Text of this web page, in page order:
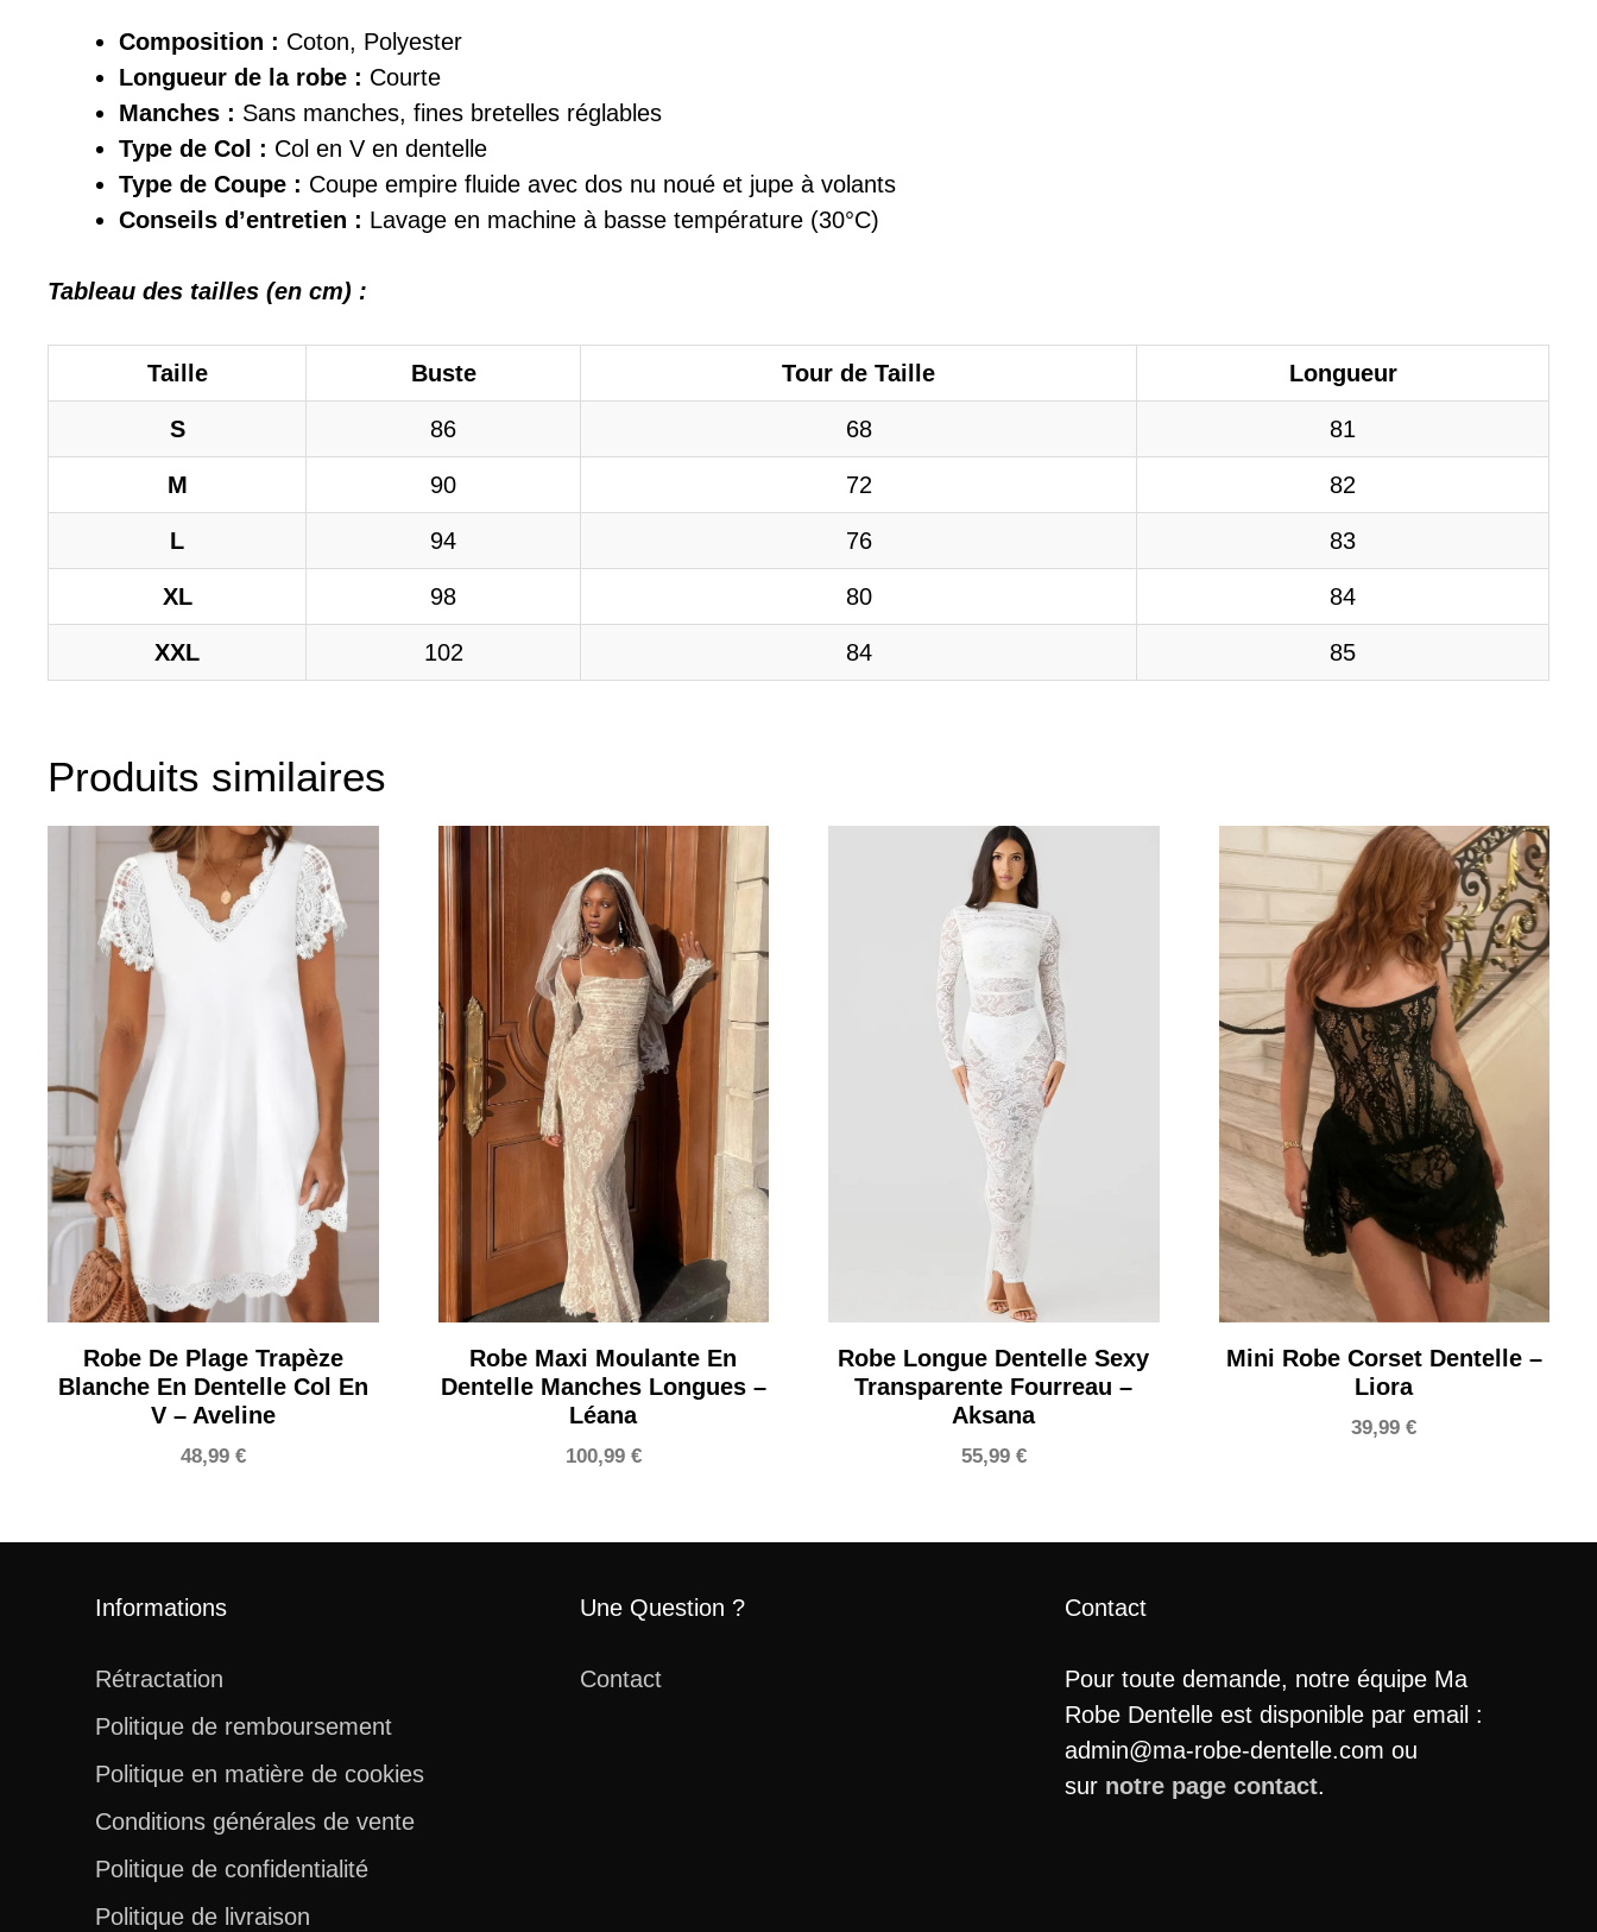
Composition : Coton, Polyester
Longueur de la robe : Courte
Manches : Sans manches, fines bretelles réglables
Type de Col : Col en V en dentelle
Type de Coupe : Coupe empire fluide avec dos nu noué et jupe à volants
Conseils d’entretien : Lavage en machine à basse température (30°C)
Tableau des tailles (en cm) :
Taille Buste Tour de Taille Longueur
S 86 68 81
M 90 72 82
L 94 76 83
XL 98 80 84
XXL 102 84 85
Produits similaires
Robe De Plage Trapèze
Blanche En Dentelle Col En
V – Aveline
48,99 €
Robe Maxi Moulante En
Dentelle Manches Longues –
Léana
100,99 €
Robe Longue Dentelle Sexy
Transparente Fourreau –
Aksana
55,99 €
Mini Robe Corset Dentelle –
Liora
39,99€
Informations
Rétractation
Politique de remboursement
Politique en matière de cookies
Conditions générales de vente
Politique de confidentialité
Politique de livraison
Une Question ?
Contact
Contact
Pour toute demande, notre équipe Ma
Robe Dentelle est disponible par email :
admin@ma-robe-dentelle.com ou
sur notre page contact.